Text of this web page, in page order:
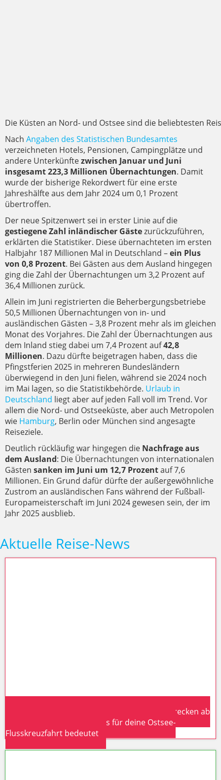
Die Küsten an Nord- und Ostsee sind die beliebtesten
Nach Angaben des Statistischen Bundesamtes
verzeichneten Hotels, Pensionen, Campingplätze und
andere Unterkünftezwischen Januar und Juni
insgesamt 223,3 Millionen Übernachtungen. Damit
wurde der bisherige Rekordwert für eine erste
Jahreshälfte aus dem Jahr 2024 um 0,1 Prozent
übertroffen.
Der neue Spitzenwert sei in erster Linie auf die
gestiegene Zahl inländischer Gästezurückzuführen,
erklärten die Statistiker. Diese übernachteten im ersten
Halbjahr 187 Millionen Mal in Deutschland –ein Plus
von 0,8 Prozent. Bei Gästen aus dem Ausland hingegen
ging die Zahl der Übernachtungen um 3,2 Prozent auf
36,4 Millionen zurück.
Allein im Juni registrierten die Beherbergungsbetriebe
50,5 Millionen Übernachtungen von in- und
ausländischen Gästen – 3,8 Prozent mehr als im gleichen
Monat des Vorjahres. Die Zahl der Übernachtungen aus
dem Inland stieg dabei um 7,4 Prozent auf42,8
Millionen. Dazu dürfte beigetragen haben, dass die
Pfingstferien 2025 in mehreren Bundesländern
überwiegend in den Juni fielen, während sie 2024 noch
im Mai lagen, so die Statistikbehörde. Urlaub in
Deutschland liegt aber auf jeden Fall voll im Trend. Vor
allem die Nord- und Ostseeküste, aber auch Metropolen
wie Hamburg, Berlin oder München sind angesagte
Reiseziele.
Deutlich rückläufig war hingegen die Nachfrage aus
dem Ausland: Die Übernachtungen von internationalen
Gästen sanken im Juni um 12,7 Prozentauf 7,6
Millionen. Ein Grund dafür dürfte der außergewöhnliche
Zustrom an ausländischen Fans während der Fußball-
Europameisterschaft im Juni 2024 gewesen sein, der im
Jahr 2025 ausblieb.
Aktuelle Reise-News
Eurowings Winterflugplan 2026/27: Neue Strecken ab
Hamburg & Berlin – was das für deine Ostsee-
Flusskreuzfahrt bedeutet